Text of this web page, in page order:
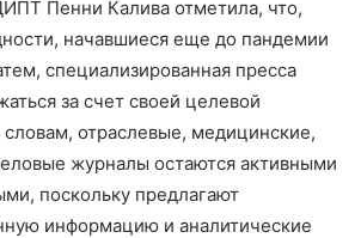
Пенни Калива отметила, что,
начавшиеся еще до пандемии
специализированная пресса
за счет своей целевой
отраслевые, медицинские,
журналы остаются активными
поскольку предлагают
информацию и аналитические